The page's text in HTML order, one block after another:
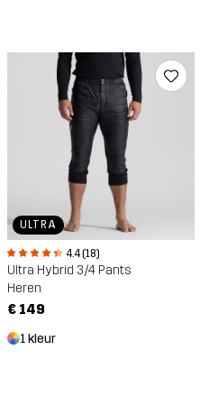
ULTRA
4.4 (18)
Ultra Hybrid 3/4 Pants
Heren
€ 149
1 kleur